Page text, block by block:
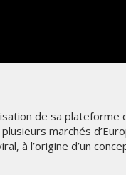
de sa
marchés
à l’origine d’un
2026
OR NEVER"